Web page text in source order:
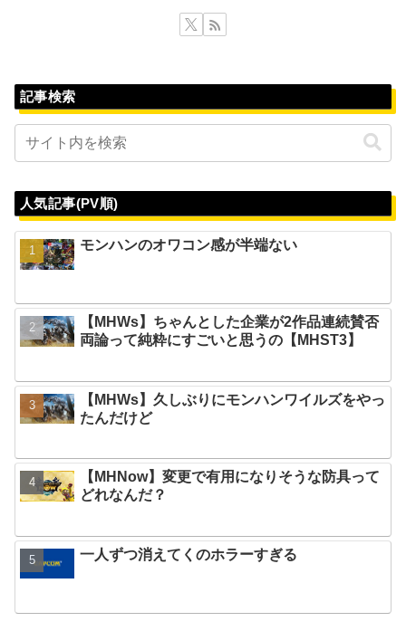
記事検索
人気記事(PV順)
モンハンのオワコン感が半端ない
【MHWs】ちゃんとした企業が2作品連続賛否
両論って純粋にすごいと思うの【MHST3】
【MHWs】久しぶりにモンハンワイルズをやっ
たんだけど
【MHNow】変更で有用になりそうな防具って
どれなんだ？
一人ずつ消えてくのホラーすぎる